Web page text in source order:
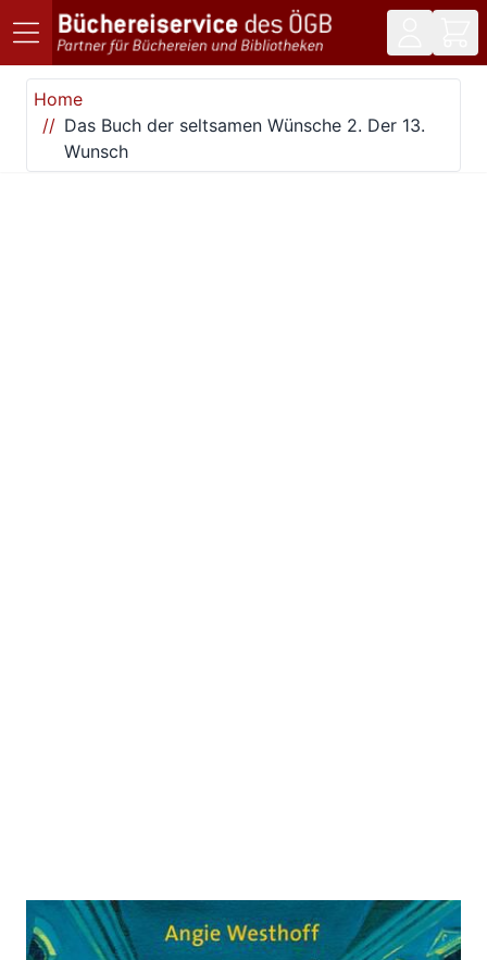
Direkt zum Inhalt
Home
Das Buch der seltsamen Wünsche 2. Der 13.
Wunsch
Das Buch der seltsamen Wünsche